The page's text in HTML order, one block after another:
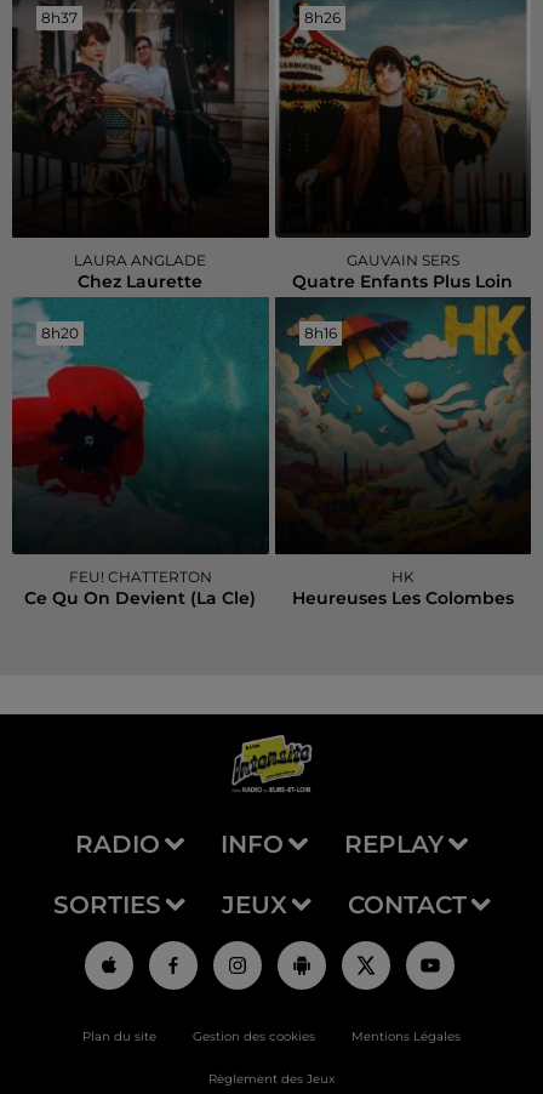
8h37
8h37
LAURA ANGLADE
Chez Laurette
8h26
8h26
GAUVAIN SERS
Quatre Enfants Plus Loin
8h20
8h20
FEU! CHATTERTON
Ce Qu On Devient (la Cle)
8h16
8h16
HK
Heureuses Les Colombes
RADIO INFO REPLAY
SORTIES JEUX CONTACT
Plan du site Gestion des cookies Mentions Légales
Règlement des Jeux